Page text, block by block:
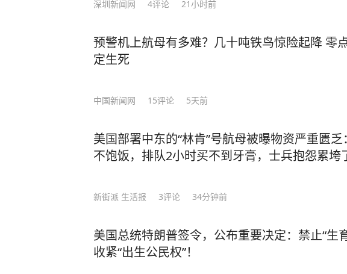
深圳新闻网 4评论 21小时前
预警机上航母有多难？几十吨铁鸟惊险起降 零
定生死
中国新闻网 15评论 5天前
美国部署中东的“林肯”号航母被曝物资严重匮
不饱饭，排队2小时买不到牙膏，士兵抱怨累垮
新街派 生活报 3评论 34分钟前
美国总统特朗普签令，公布重要决定：禁止“生育
收紧“出生公民权”！